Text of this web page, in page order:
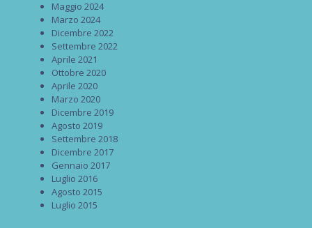
Maggio 2024
Marzo 2024
Dicembre 2022
Settembre 2022
Aprile 2021
Ottobre 2020
Aprile 2020
Marzo 2020
Dicembre 2019
Agosto 2019
Settembre 2018
Dicembre 2017
Gennaio 2017
Luglio 2016
Agosto 2015
Luglio 2015